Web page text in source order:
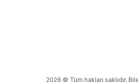
2026 © Tüm hakları saklıdır.